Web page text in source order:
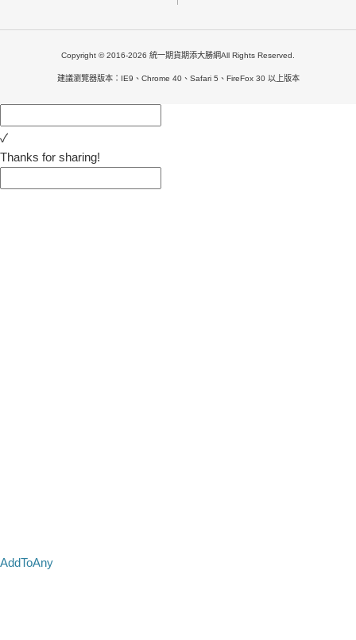
Copyright © 2016-2026 統一期貨期添大勝網All Rights Reserved.
建議瀏覽器版本：IE9、Chrome 40、Safari 5、FireFox 30 以上版本
✓
Thanks for sharing!
AddToAny